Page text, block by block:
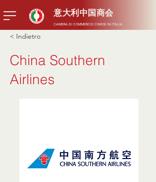
意大利中国商会
CAMERA DI COMMERCIO CINESE IN ITALIA
< Indietro
China Southern
Airlines